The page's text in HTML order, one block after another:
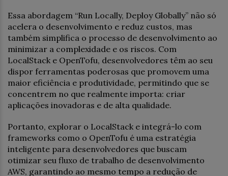
Essa abordagem “Run Locally, Deploy Globally” não só
acelera o desenvolvimento e reduz custos, mas
também simplifica o processo de desenvolvimento ao
minimizar a complexidade e os riscos. Com
LocalStack e OpenTofu, desenvolvedores têm ao seu
dispor ferramentas poderosas que promovem uma
maior eficiência e produtividade, permitindo que se
concentrem no que realmente importa: criar
aplicações inovadoras e de alta qualidade.
Portanto, explorar o LocalStack e integrá-lo com
frameworks como o OpenTofu é uma estratégia
inteligente para desenvolvedores que buscam
otimizar seu fluxo de trabalho de desenvolvimento
AWS, garantindo ao mesmo tempo a redução de